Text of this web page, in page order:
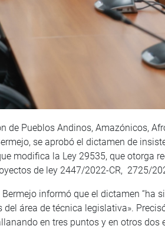
de Pueblos Andinos, Amazónicos,
se aprobó el dictamen de
modifica la Ley 29535, que otorga
de ley 2447/2022-CR, 2725/
informó que el dictamen “ha
área de técnica legislativa».
en tres puntos y en otros dos